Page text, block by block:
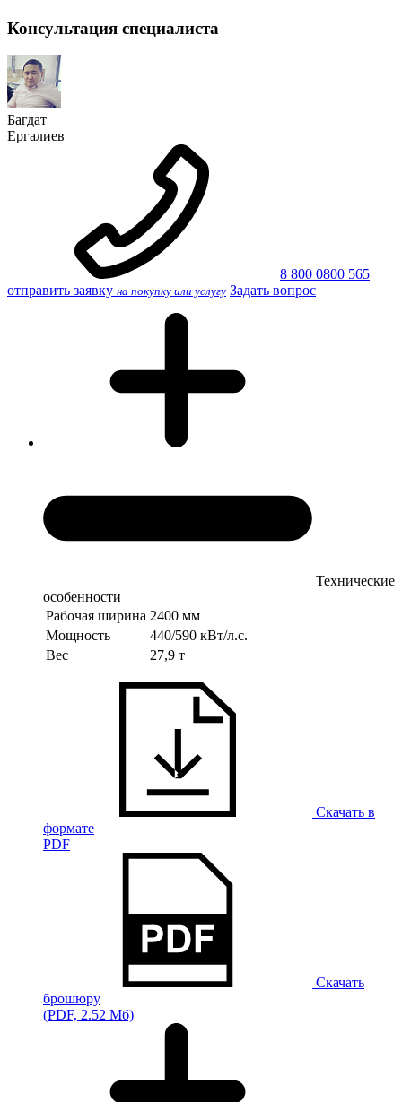
Консультация специалиста
Багдат
Ергалиев
8 800 0800 565
отправить заявку на покупку или услугу Задать вопрос
Технические
особенности
Рабочая ширина 2400 мм
Мощность
440/590 кВт/л.с.
Вес
27,9 т
Скачать в
формате
PDF
Скачать
брошюру
(PDF, 2.52 Мб)